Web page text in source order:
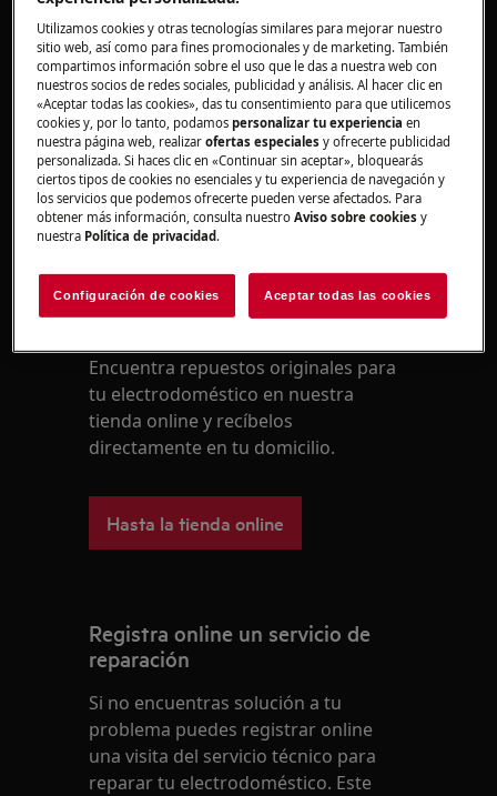
Ropa atascada entre la junta y el panel de
la puerta al inicio del ciclo de lavado. Para
cambiar una junta dañada o que deja
pasar el agua, póngase en contacto con el
Servicio técnico oficial.
¿Le ha resultado útil este artículo?
Repuestos y Accesorios
Encuentra repuestos originales para
tu electrodoméstico en nuestra
tienda online y recíbelos
directamente en tu domicilio.
Hasta la tienda online
Registra online un servicio de
reparación
Si no encuentras solución a tu
problema puedes registrar online
una visita del servicio técnico para
reparar tu electrodoméstico. Este
Utilizamos cookies y otras tecnologías similares para mejorar nuestro
sitio web, así como para fines promocionales y de marketing. También
compartimos información sobre el uso que le das a nuestra web con
nuestros socios de redes sociales, publicidad y análisis. Al hacer clic en
«Aceptar todas las cookies», das tu consentimiento para que utilicemos
cookies y, por lo tanto, podamospersonalizar tu experienciaen
nuestra página web, realizarofertas especiales y ofrecerte publicidad
personalizada. Si haces clic en «Continuar sin aceptar», bloquearás
ciertos tipos de cookies no esenciales y tu experiencia de navegación y
los servicios que podemos ofrecerte pueden verse afectados. Para
obtener más información, consulta nuestroAviso sobre cookies y
nuestra Política de privacidad.
Configuración de cookies Aceptar todas las cookies